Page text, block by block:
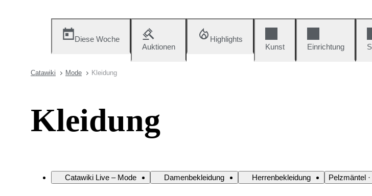
Diese Woche
Auktionen
Highlights
Kunst
Einrichtung
Catawiki Mode Kleidung
Kleidung
Catawiki Live – Mode Damenbekleidung Herrenbekleidung Pelzmäntel